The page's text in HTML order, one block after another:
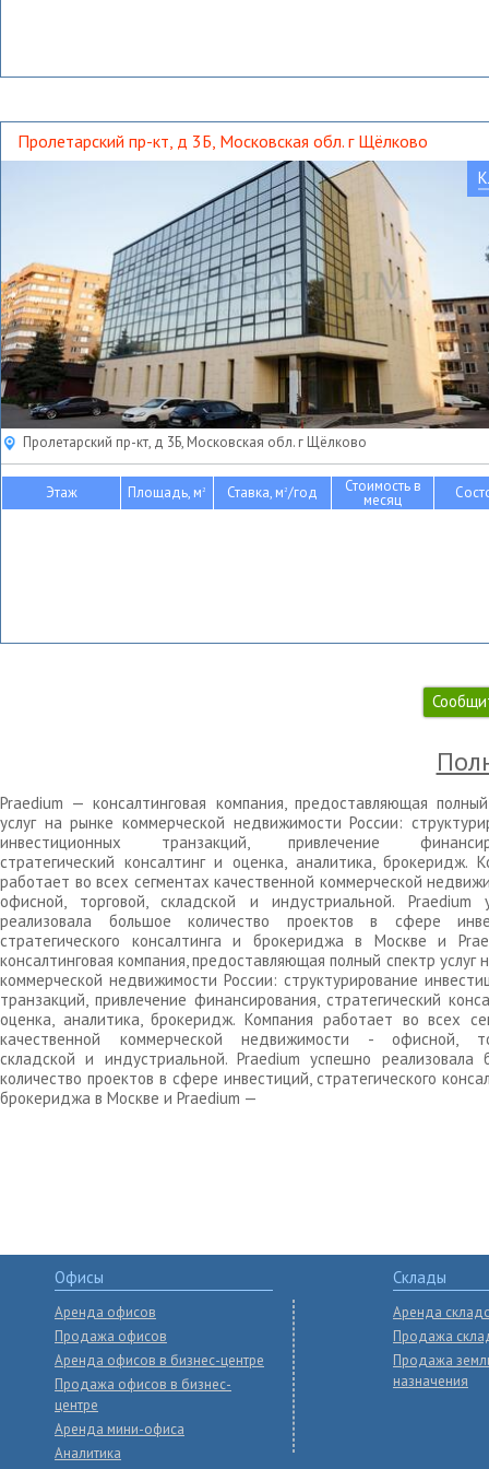
Пролетарский пр-кт, д 3Б, Московская обл. г Щёлково
Пролетарский пр-кт, д 3Б, Московская обл. г Щёлково
Этаж Площадь, м2 Ставка, м2/год Стоимость в
месяц
Praedium — консалтинговая компания, предоставляющая
услуг на рынке коммерческой недвижимости России:
инвестиционных транзакций, привлечение
стратегический консалтинг и оценка, аналитика, брокеридж.
работает во всех сегментах качественной коммерческой
офисной, торговой, складской и индустриальной. Praedium
реализовала большое количество проектов в сфере
стратегического консалтинга и брокериджа в Москве и
консалтинговая компания, предоставляющая полный спектр услуг
коммерческой недвижимости России: структурирование
транзакций, привлечение финансирования, стратегический
оценка, аналитика, брокеридж. Компания работает во всех
качественной коммерческой недвижимости - офисной,
складской и индустриальной. Praedium успешно реализовала
количество проектов в сфере инвестиций, стратегического
брокериджа в Москве и Praedium —
Офисы
Аренда офисов
Продажа офисов
Аренда офисов в бизнес-центре
Продажа офисов в бизнес-
центре
Аренда мини-офиса
Аналитика
Склады
Аренда
Продажа
Продажа
назначения